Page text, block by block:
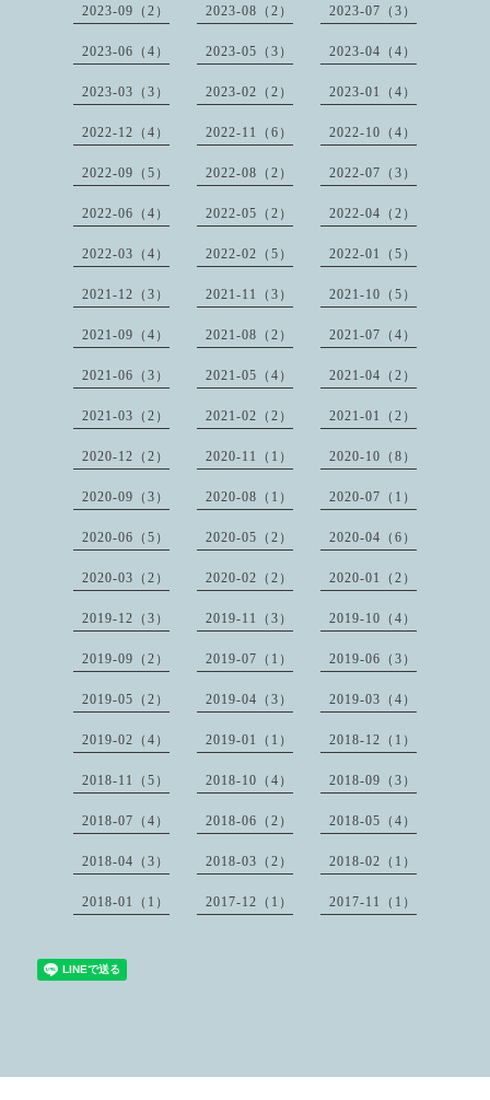
2023-09（2） 2023-08（2） 2023-07（3）
2023-06（4） 2023-05（3） 2023-04（4）
2023-03（3） 2023-02（2） 2023-01（4）
2022-12（4） 2022-11（6） 2022-10（4）
2022-09（5） 2022-08（2） 2022-07（3）
2022-06（4） 2022-05（2） 2022-04（2）
2022-03（4） 2022-02（5） 2022-01（5）
2021-12（3） 2021-11（3） 2021-10（5）
2021-09（4） 2021-08（2） 2021-07（4）
2021-06（3） 2021-05（4） 2021-04（2）
2021-03（2） 2021-02（2） 2021-01（2）
2020-12（2） 2020-11（1） 2020-10（8）
2020-09（3） 2020-08（1） 2020-07（1）
2020-06（5） 2020-05（2） 2020-04（6）
2020-03（2） 2020-02（2） 2020-01（2）
2019-12（3） 2019-11（3） 2019-10（4）
2019-09（2） 2019-07（1） 2019-06（3）
2019-05（2） 2019-04（3） 2019-03（4）
2019-02（4） 2019-01（1） 2018-12（1）
2018-11（5） 2018-10（4） 2018-09（3）
2018-07（4） 2018-06（2） 2018-05（4）
2018-04（3） 2018-03（2） 2018-02（1）
2018-01（1） 2017-12（1） 2017-11（1）